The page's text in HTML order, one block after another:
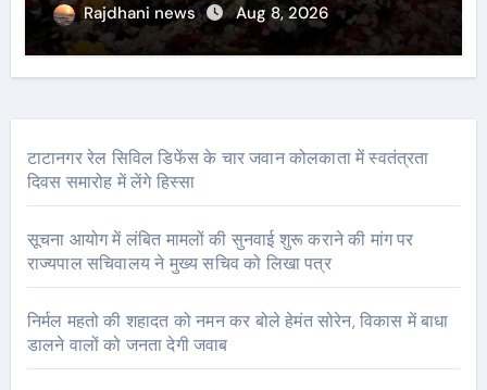
Rajdhani news Aug 8, 2026
टाटानगर रेल सिविल डिफेंस के चार जवान कोलकाता में स्वतंत्रता
दिवस समारोह में लेंगे हिस्सा
सूचना आयोग में लंबित मामलों की सुनवाई शुरू कराने की मांग पर
राज्यपाल सचिवालय ने मुख्य सचिव को लिखा पत्र
निर्मल महतो की शहादत को नमन कर बोले हेमंत सोरेन, विकास में बाधा
डालने वालों को जनता देगी जवाब